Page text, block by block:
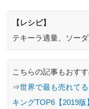
【レシピ】
テキーラ適量、ソー
こちらの記事もおすす
⇒世界で最も売れて
キングTOP6【2019版